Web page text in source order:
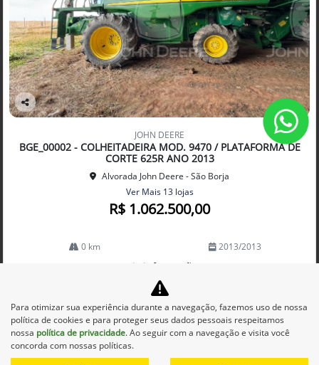
Co
arti
lhe
JOHN DEERE
BGE_00002 - COLHEITADEIRA MOD. 9470 / PLATAFORMA DE
CORTE 625R ANO 2013
Alvorada John Deere - São Borja
Ver Mais 13 lojas
R$ 1.062.500,00
0 km 2013/2013
Mais informações
Para otimizar sua experiência durante a navegação, fazemos uso de nossa
política de cookies e para proteger seus dados pessoais respeitamos
nossa política de privacidade. Ao seguir com a navegação e visita você
concorda com nossas políticas.